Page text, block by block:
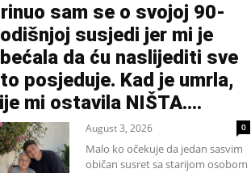
sam se o svojoj 90-
susjedi jer mi je
da ću naslijediti sve
posjeduje. Kad je umrla,
mi ostavila NIŠTA....
August 3, 2026 0
Malo ko očekuje da jedan sasvim
običan susret sa starijom osobom